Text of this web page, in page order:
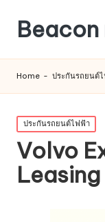
Home - ประกันรถยนต์
Posted
in
ประกันรถยนต์ไฟฟ้า
Volvo